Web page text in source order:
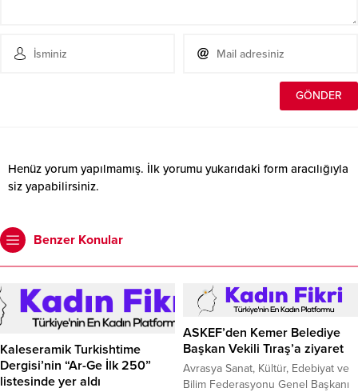
Henüz yorum yapılmamış. İlk yorumu yukarıdaki form aracılığıyla
siz yapabilirsiniz.
Benzer Konular
Kaleseramik Turkishtime
Dergisi’nin “Ar-Ge İlk 250”
listesinde yer aldı
ASKEF’den Kemer Belediye
Başkan Vekili Tıraş’a ziyaret
Avrasya Sanat, Kültür, Edebiyat ve
Bilim Federasyonu Genel Başkanı